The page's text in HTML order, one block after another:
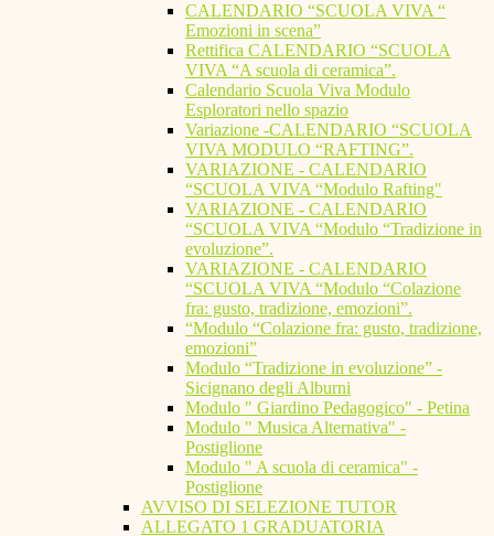
CALENDARIO “SCUOLA VIVA “
Emozioni in scena”
Rettifica CALENDARIO “SCUOLA
VIVA “A scuola di ceramica”.
Calendario Scuola Viva Modulo
Esploratori nello spazio
Variazione -CALENDARIO “SCUOLA
VIVA MODULO “RAFTING”.
VARIAZIONE - CALENDARIO
“SCUOLA VIVA “Modulo Rafting"
VARIAZIONE - CALENDARIO
“SCUOLA VIVA “Modulo “Tradizione in
evoluzione”.
VARIAZIONE - CALENDARIO
“SCUOLA VIVA “Modulo “Colazione
fra: gusto, tradizione, emozioni”.
“Modulo “Colazione fra: gusto, tradizione,
emozioni”
Modulo “Tradizione in evoluzione” -
Sicignano degli Alburni
Modulo " Giardino Pedagogico" - Petina
Modulo " Musica Alternativa" -
Postiglione
Modulo " A scuola di ceramica" -
Postiglione
AVVISO DI SELEZIONE TUTOR
ALLEGATO 1 GRADUATORIA